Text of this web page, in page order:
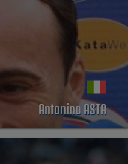
Antonino ASTA